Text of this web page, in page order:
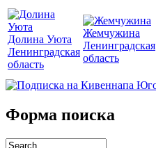
Долина Уюта
Ленинградская
область
Жемчужина
Ленинградская
область
Форма поиска